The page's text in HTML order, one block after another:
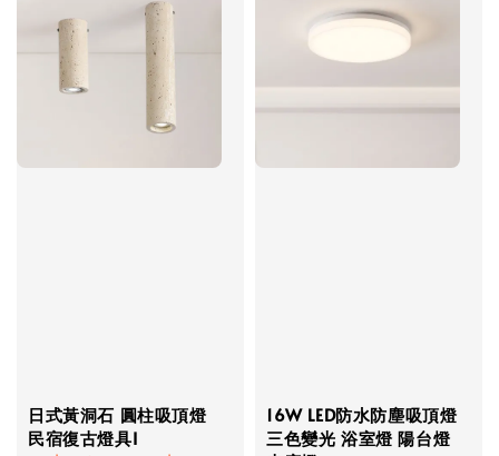
日式黃洞石 圓柱吸頂燈
民宿復古燈具I
16W LED防水防塵吸頂燈
三色變光 浴室燈 陽台燈